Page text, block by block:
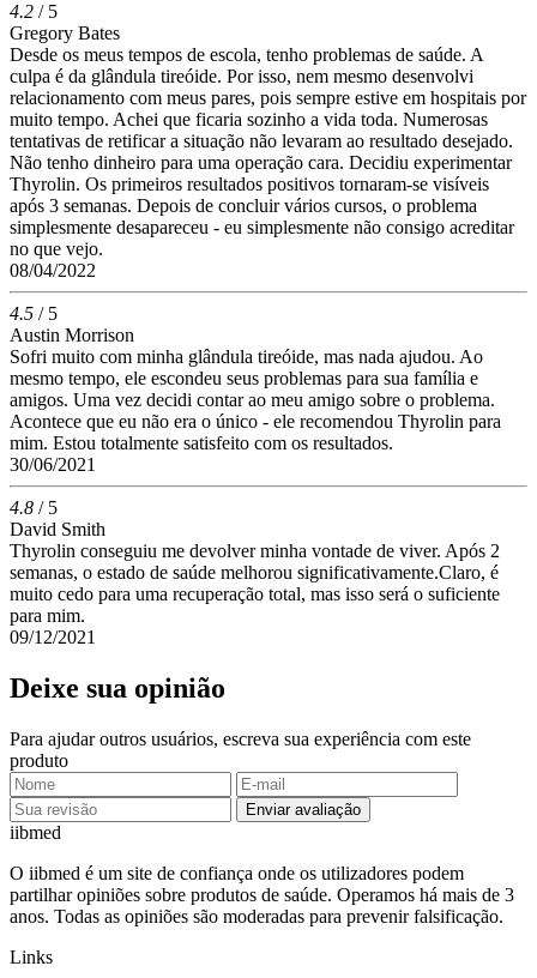
4.2 / 5
Gregory Bates
Desde os meus tempos de escola, tenho problemas de saúde. A
culpa é da glândula tireóide. Por isso, nem mesmo desenvolvi
relacionamento com meus pares, pois sempre estive em hospitais por
muito tempo. Achei que ficaria sozinho a vida toda. Numerosas
tentativas de retificar a situação não levaram ao resultado desejado.
Não tenho dinheiro para uma operação cara. Decidiu experimentar
Thyrolin. Os primeiros resultados positivos tornaram-se visíveis
após 3 semanas. Depois de concluir vários cursos, o problema
simplesmente desapareceu - eu simplesmente não consigo acreditar
no que vejo.
08/04/2022
4.5 / 5
Austin Morrison
Sofri muito com minha glândula tireóide, mas nada ajudou. Ao
mesmo tempo, ele escondeu seus problemas para sua família e
amigos. Uma vez decidi contar ao meu amigo sobre o problema.
Acontece que eu não era o único - ele recomendou Thyrolin para
mim. Estou totalmente satisfeito com os resultados.
30/06/2021
4.8 / 5
David Smith
Thyrolin conseguiu me devolver minha vontade de viver. Após 2
semanas, o estado de saúde melhorou significativamente.Claro, é
muito cedo para uma recuperação total, mas isso será o suficiente
para mim.
09/12/2021
Deixe sua opinião
Para ajudar outros usuários, escreva sua experiência com este
produto
Enviar avaliação
iibmed
O iibmed é um site de confiança onde os utilizadores podem
partilhar opiniões sobre produtos de saúde. Operamos há mais de 3
anos. Todas as opiniões são moderadas para prevenir falsificação.
Links